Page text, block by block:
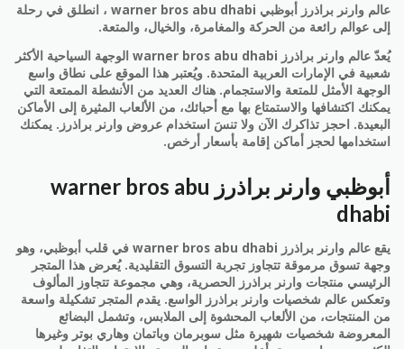
عالم وارنر براذرز أبوظبي warner bros abu dhabi ، انطلق في رحلة
إلى عوالم رائعة من الحركة والمغامرة، والخيال، والمتعة.
يُعدّ عالم وارنر براذرز warner bros abu dhabi الوجهة السياحية الأكثر
شعبية في الإمارات العربية المتحدة. ويُعتبر هذا الموقع على نطاق واسع
الوجهة الأمثل للمتعة والاستجمام. هناك العديد من الأنشطة الممتعة التي
يمكنك اكتشافها والاستمتاع بها مع أحبائك، من الألعاب المثيرة إلى الأماكن
البعيدة. احجز تذاكرك الآن ولا تنسَ استخدام عروض وارنر براذرز. يمكنك
استخدامها لحجز أماكن إقامة بأسعار أرخص.
أبوظبي وارنر براذرز warner bros abu
dhabi
يقع عالم وارنر براذرز warner bros abu dhabi في قلب أبوظبي، وهو
وجهة تسوق مرموقة تتجاوز تجربة التسوق التقليدية. يُعرض هذا المتجر
الرئيسي منتجات وارنر براذرز الحصرية، وهي مجموعة تتجاوز المألوف
وتعكس عالم شخصيات وارنر براذرز الواسع. يقدم المتجر تشكيلة واسعة
من المنتجات، من الألعاب المحشوة إلى الملابس، وتشمل البضائع
المعروضة شخصيات شهيرة مثل سوبرمان وباتمان وهاري بوتر وغيرها